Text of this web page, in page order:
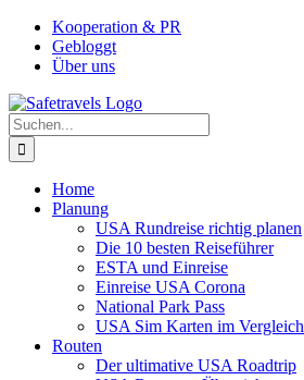
Zum
Inhalt
springen
Facebook
Instagram
YouTube
PinterestKooperation & PR
Gebloggt
Über uns
Suche
nach:
Home
Planung
USA Rundreise richtig planen
Die 10 besten Reiseführer
ESTA und Einreise
Einreise USA Corona
National Park Pass
USA Sim Karten im Vergleich
Routen
Der ultimative USA Roadtrip